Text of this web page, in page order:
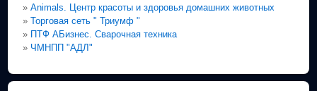
»Animals. Центр красоты и здоровья домашних животных
»Торговая сеть " Триумф "
» ПТФ АБизнес. Сварочная техника
» ЧМНПП "АДЛ"